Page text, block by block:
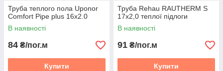
Труба теплого пола Uponor
Comfort Pipe plus 16x2.0
В наявності
84 ₴/пог.м
Купити
Труба Rehau RAUTHERM S
17х2,0 теплої підлоги
В наявності
91 ₴/пог.м
Купити